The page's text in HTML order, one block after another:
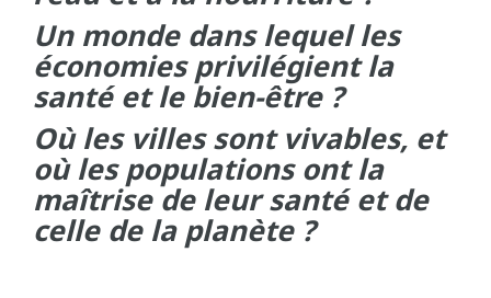
Un monde dans lequel les
économies privilégient la
santé et le bien-être ?
Où les villes sont vivables, et
où les populations ont la
maîtrise de leur santé et de
celle de la planète ?